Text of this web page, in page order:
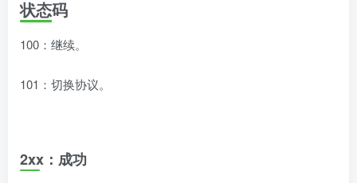
状态码
100：继续。
101：切换协议。
2xx：成功